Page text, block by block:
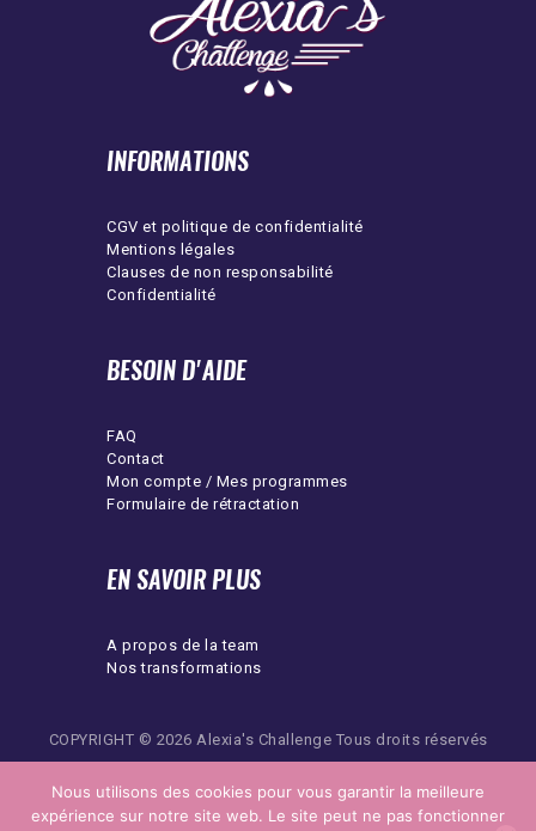
INFORMATIONS
CGV et politique de confidentialité
Mentions légales
Clauses de non responsabilité
Confidentialité
BESOIN D'AIDE
FAQ
Contact
Mon compte / Mes programmes
Formulaire de rétractation
EN SAVOIR PLUS
A propos de la team
Nos transformations
COPYRIGHT © 2026 Alexia's Challenge Tous droits réservés
Nous utilisons des cookies pour vous garantir la meilleure
expérience sur notre site web. Le site peut ne pas fonctionner